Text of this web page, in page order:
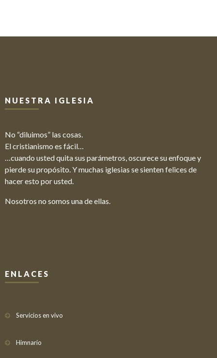
NUESTRA IGLESIA
No “diluimos” las cosas.
El cristianismo es fácil…
…cuando usted quita sus parámetros, oscurece su enfoque y
pierde su propósito. Y muchas iglesias se sienten felices de
hacer esto por usted.
Nosotros no somos una de ellas.
ENLACES
Servicios en vivo
Himnario